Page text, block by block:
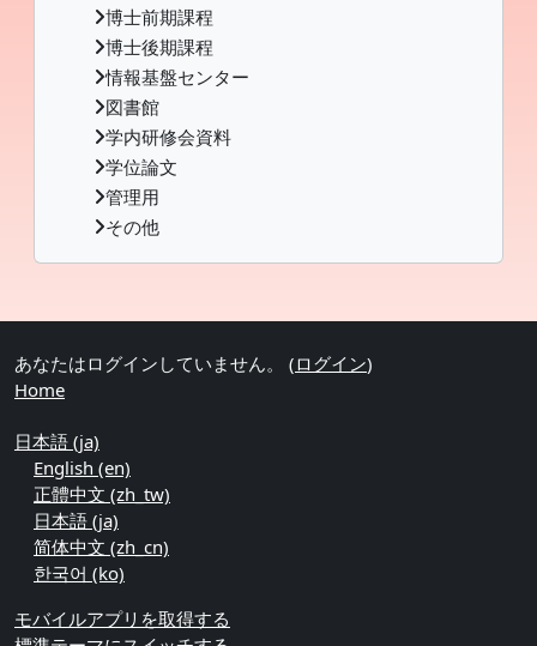
博士前期課程
博士後期課程
情報基盤センター
図書館
学内研修会資料
学位論文
管理用
その他
補助ブロック
あなたはログインしていません。 (ログイン)
Home
日本語 ‎(ja)‎
English ‎(en)‎
正體中文 ‎(zh_tw)‎
日本語 ‎(ja)‎
简体中文 ‎(zh_cn)‎
한국어 ‎(ko)‎
モバイルアプリを取得する